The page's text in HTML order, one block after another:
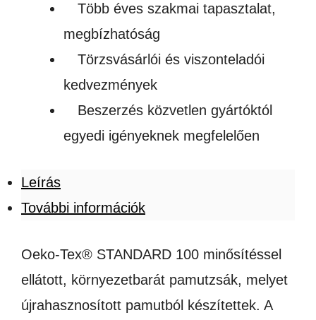
Több éves szakmai tapasztalat,
megbízhatóság
Törzsvásárlói és viszonteladói
kedvezmények
Beszerzés közvetlen gyártóktól
egyedi igényeknek megfelelően
Leírás
További információk
Oeko-Tex® STANDARD 100 minősítéssel
ellátott, környezetbarát pamutzsák, melyet
újrahasznosított pamutból készítettek. A